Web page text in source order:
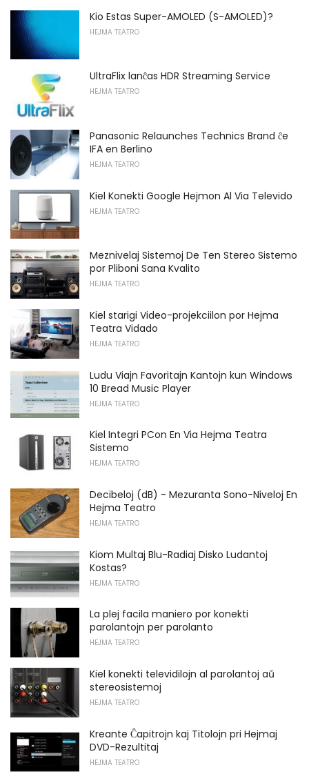
Kio Estas Super-AMOLED (S-AMOLED)?
HEJMA TEATRO
UltraFlix lanĉas HDR Streaming Service
HEJMA TEATRO
Panasonic Relaunches Technics Brand ĉe
IFA en Berlino
HEJMA TEATRO
Kiel Konekti Google Hejmon Al Via Televido
HEJMA TEATRO
Meznivelaj Sistemoj De Ten Stereo Sistemo
por Pliboni Sana Kvalito
HEJMA TEATRO
Kiel starigi Video-projekciilon por Hejma
Teatra Vidado
HEJMA TEATRO
Ludu Viajn Favoritajn Kantojn kun Windows
10 Bread Music Player
HEJMA TEATRO
Kiel Integri PCon En Via Hejma Teatra
Sistemo
HEJMA TEATRO
Decibeloj (dB) - Mezuranta Sono-Niveloj En
Hejma Teatro
HEJMA TEATRO
Kiom Multaj Blu-Radiaj Disko Ludantoj
Kostas?
HEJMA TEATRO
La plej facila maniero por konekti
parolantojn per parolanto
HEJMA TEATRO
Kiel konekti televidilojn al parolantoj aŭ
stereosistemoj
HEJMA TEATRO
Kreante Ĉapitrojn kaj Titolojn pri Hejmaj
DVD-Rezultitaj
HEJMA TEATRO